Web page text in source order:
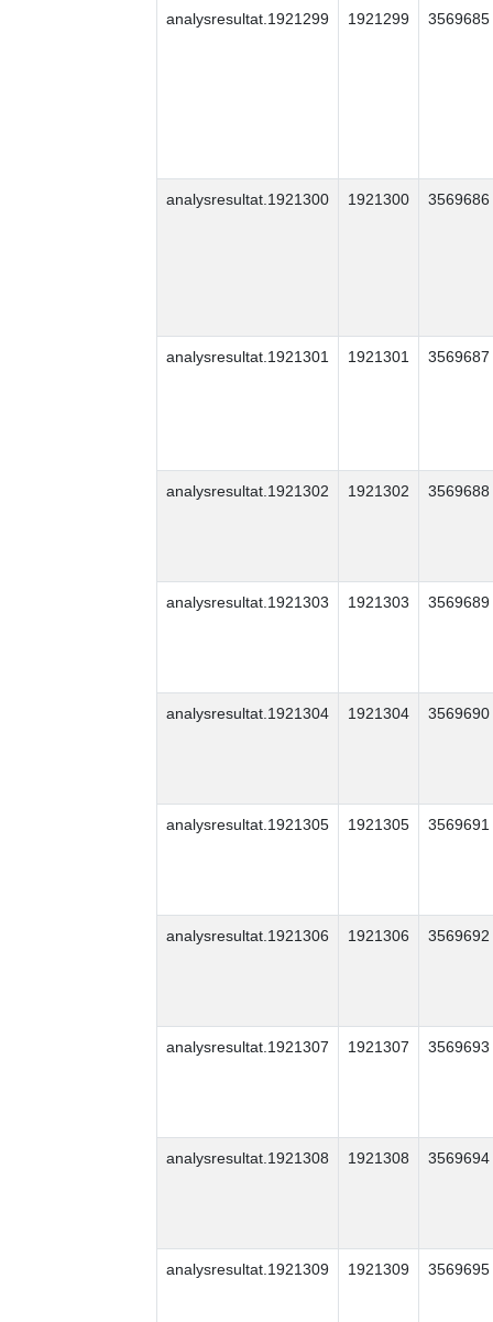
analysresultat.1921299 1921299 3569685
analysresultat.1921300 1921300 3569686
analysresultat.1921301 1921301 3569687
analysresultat.1921302 1921302 3569688
analysresultat.1921303 1921303 3569689
analysresultat.1921304 1921304 3569690
analysresultat.1921305 1921305 3569691
analysresultat.1921306 1921306 3569692
analysresultat.1921307 1921307 3569693
analysresultat.1921308 1921308 3569694
analysresultat.1921309 1921309 3569695